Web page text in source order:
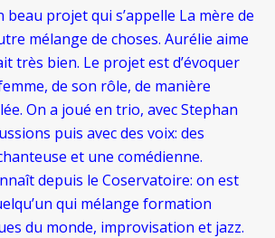
beau projet qui s’appelle La mère de
mélange de choses. Aurélie aime
très bien. Le projet est d’évoquer
de son rôle, de manière
On a joué en trio, avec Stephan
puis avec des voix: des
et une comédienne.
depuis le Coservatoire: on est
qui mélange formation
du monde, improvisation et jazz.